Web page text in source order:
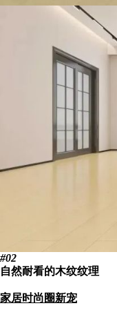
#02
自然耐看的木纹纹理
家居时尚圈新宠